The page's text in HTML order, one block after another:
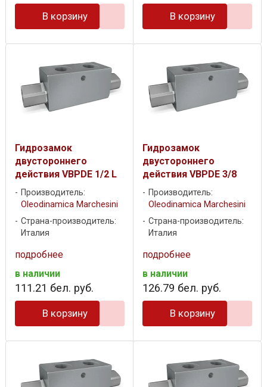
В корзину В корзину
Гидрозамок
двустороннего
действия VBPDE 1/2 L
Производитель:
Oleodinamica Marchesini
Страна-производитель:
Италия
подробнее
в наличии
111.21 бел. руб.
В корзину
Гидрозамок
двустороннего
действия VBPDE 3/8
Производитель:
Oleodinamica Marchesini
Страна-производитель:
Италия
подробнее
в наличии
126.79 бел. руб.
В корзину